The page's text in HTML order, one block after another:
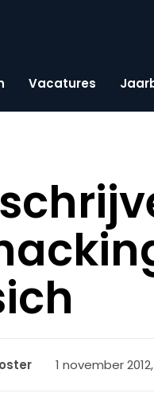
Vacatures
1 november